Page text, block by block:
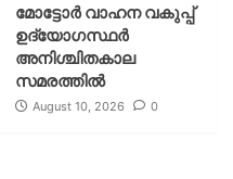
മോട്ടോര്‍ വാഹന വകുപ്പ്
ഉദ്യോഗസ്ഥര്‍
അനിശ്ചിതകാല
സമരത്തില്‍
August 10, 2026 0